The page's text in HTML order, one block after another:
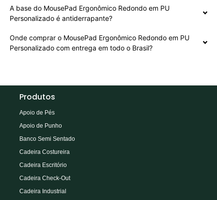
A base do MousePad Ergonômico Redondo em PU
Personalizado é antiderrapante?
Onde comprar o MousePad Ergonômico Redondo em PU
Personalizado com entrega em todo o Brasil?
Produtos
Apoio de Pés
Apoio de Punho
Banco Semi Sentado
Cadeira Costureira
Cadeira Escritório
Cadeira Check-Out
Cadeira Industrial